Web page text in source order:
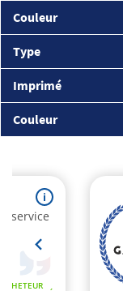
Couleur
Type
Imprimé
Couleur